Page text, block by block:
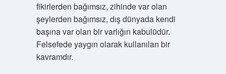
fikirlerden bağımsız, zihinde var olan
şeylerden bağımsız, dış dünyada kendi
başına var olan bir varlığın kabulüdür.
Felsefede yaygın olarak kullanılan bir
kavramdır.